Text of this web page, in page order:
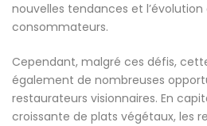
nouvelles tendances et
consommateurs.
Cependant, malgré ces défis,
également de nombreuses
restaurateurs visionnaires. En
croissante de plats végétaux, les